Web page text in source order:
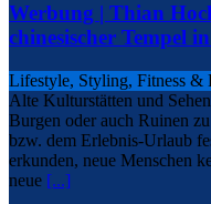
Werbung | Thian
chinesischer Tempel
Lifestyle, Styling, Fitness &
Alte Kulturstätten und
Burgen oder auch Ruinen
bzw. dem Erlebnis-Urlaub
erkunden, neue Menschen
neue [...]